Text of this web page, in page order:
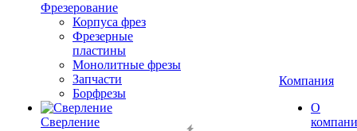
Фрезерование
Корпуса фрез
Фрезерные
пластины
Монолитные фрезы
Запчасти
Борфрезы
Сверление
Компания
О